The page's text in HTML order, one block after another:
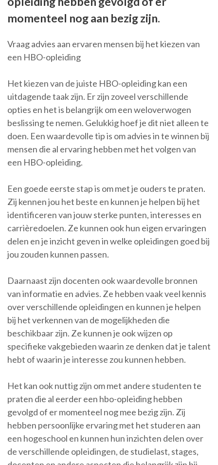
momenteel nog aan bezig zijn.
Vraag advies aan ervaren mensen bij het kiezen van
een HBO-opleiding
Het kiezen van de juiste HBO-opleiding kan een
uitdagende taak zijn. Er zijn zoveel verschillende
opties en het is belangrijk om een weloverwogen
beslissing te nemen. Gelukkig hoef je dit niet alleen te
doen. Een waardevolle tip is om advies in te winnen bij
mensen die al ervaring hebben met het volgen van
een HBO-opleiding.
Een goede eerste stap is om met je ouders te praten.
Zij kennen jou het beste en kunnen je helpen bij het
identificeren van jouw sterke punten, interesses en
carrièredoelen. Ze kunnen ook hun eigen ervaringen
delen en je inzicht geven in welke opleidingen goed bij
jou zouden kunnen passen.
Daarnaast zijn docenten ook waardevolle bronnen
van informatie en advies. Ze hebben vaak veel kennis
over verschillende opleidingen en kunnen je helpen
bij het verkennen van de mogelijkheden die
beschikbaar zijn. Ze kunnen je ook wijzen op
specifieke vakgebieden waarin ze denken dat je talent
hebt of waarin je interesse zou kunnen hebben.
Het kan ook nuttig zijn om met andere studenten te
praten die al eerder een hbo-opleiding hebben
gevolgd of er momenteel nog mee bezig zijn. Zij
hebben persoonlijke ervaring met het studeren aan
een hogeschool en kunnen hun inzichten delen over
de verschillende opleidingen, de studielast, stages,